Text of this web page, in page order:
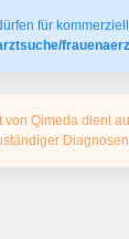
für
von Qimeda dient